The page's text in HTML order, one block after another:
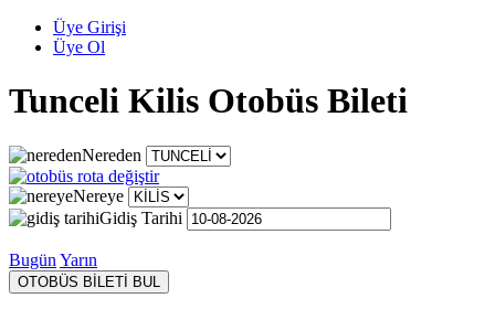
Üye Girişi
Üye Ol
Tunceli Kilis Otobüs Bileti
Nereden
Nereye
Gidiş Tarihi
Bugün Yarın
OTOBÜS BİLETİ BUL